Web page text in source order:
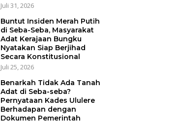
Juli 31, 2026
Buntut Insiden Merah Putih
di Seba-Seba, Masyarakat
Adat Kerajaan Bungku
Nyatakan Siap Berjihad
Secara Konstitusional
Juli 25, 2026
Benarkah Tidak Ada Tanah
Adat di Seba-seba?
Pernyataan Kades Ululere
Berhadapan dengan
Dokumen Pemerintah